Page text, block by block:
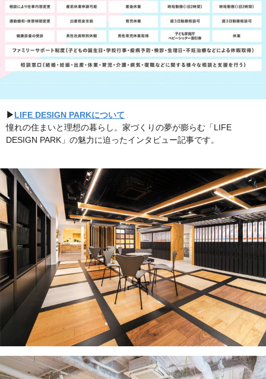
▶︎LIFE DESIGN PARKについて
憧れの住まいと理想の暮らし。家づくりの夢が膨らむ「LIFE
DESIGN PARK」の魅力に迫ったインタビュー記事です。